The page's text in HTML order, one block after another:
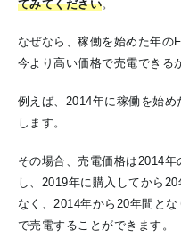
てみてください。
なぜなら、稼働を始めた年の
今より高い価格で売電できる
例えば、2014年に稼働を始め
します。
その場合、売電価格は2014
し、2019年に購入してから
なく、2014年から20年間と
で売電することができます。